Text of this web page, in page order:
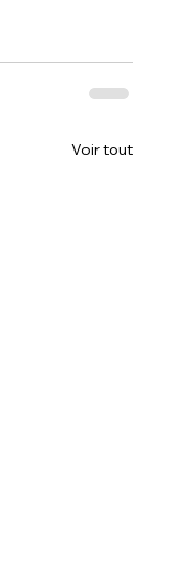
Voir tout